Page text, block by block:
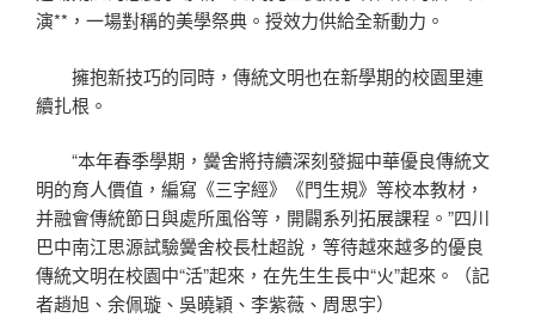
演**，一場對稱的美學祭典。授效力供給全新動力。
擁抱新技巧的同時，傳統文明也在新學期的校園里連
續扎根。
“本年春季學期，黌舍將持續深刻發掘中華優良傳統文
明的育人價值，編寫《三字經》《門生規》等校本教材，
并融會傳統節日與處所風俗等，開闢系列拓展課程。”四川
巴中南江思源試驗黌舍校長杜超說，等待越來越多的優良
傳統文明在校園中“活”起來，在先生生長中“火”起來。（記
者趙旭、余佩璇、吳曉穎、李紫薇、周思宇）